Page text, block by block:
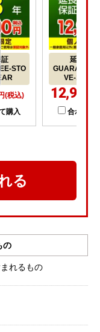
証
STO
(税込)
購入
延長保証
VE-
12,900
合わせて
る
の